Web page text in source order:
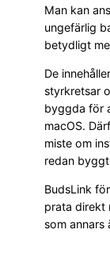
Man kan
ungefärlig
betydligt
De
styrkretsar
byggda för
macOS.
miste om
redan
BudsLink
prata direkt
som annars